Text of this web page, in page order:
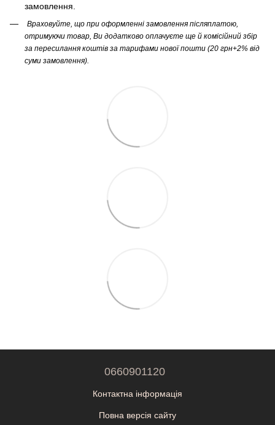
замовлення.
Враховуйте, що при оформленні замовлення післяплатою,
отримуючи товар, Ви додатково оплачуєте ще й комісійний збір
за пересилання коштів за тарифами нової пошти (20 грн+2% від
суми замовлення).
0660901120
Контактна інформація
Повна версія сайту